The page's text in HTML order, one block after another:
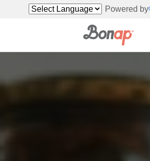
Powered by